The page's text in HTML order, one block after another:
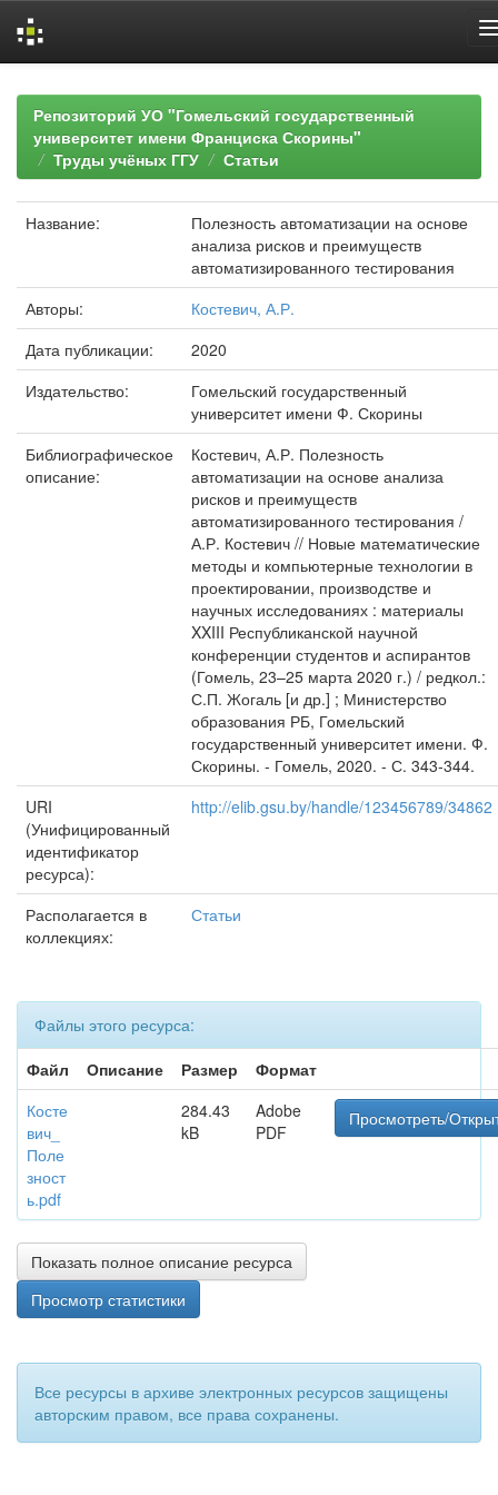
navigationРепозиторий УО "Гомельский государственный
университет имени Франциска Скорины"
Труды учёных ГГУ
Статьи
Название:
Полезность автоматизации на основе
анализа рисков и преимуществ
автоматизированного тестирования
Авторы:
Костевич, А.Р.
Дата публикации:
2020
Издательство:
Гомельский государственный
университет имени Ф. Скорины
Библиографическое
описание:
Костевич, А.Р. Полезность
автоматизации на основе анализа
рисков и преимуществ
автоматизированного тестирования /
А.Р. Костевич // Новые математические
методы и компьютерные технологии в
проектировании, производстве и
научных исследованиях : материалы
XXIII Республиканской научной
конференции студентов и аспирантов
(Гомель, 23–25 марта 2020 г.) / редкол.:
С.П. Жогаль [и др.] ; Министерство
образования РБ, Гомельский
государственный университет имени. Ф.
Скорины. - Гомель, 2020. - С. 343-344.
URI
(Унифицированный
идентификатор
ресурса):
http://elib.gsu.by/handle/123456789/34862
Располагается в
коллекциях:
Статьи
Файлы этого ресурса:
Файл
Описание Размер
Формат
Косте
вич_
Поле
зност
ь.pdf
284.43
kB
Adobe
PDF
Просмотреть/
Показать полное описание ресурса
Просмотр статистики
Все ресурсы в архиве электронных ресурсов защищены
авторским правом, все права сохранены.